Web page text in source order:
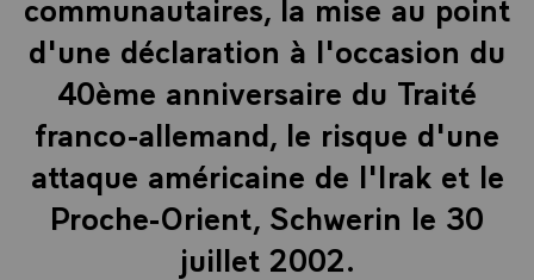
d'une déclaration à l'occasion du
40ème anniversaire du Traité
franco-allemand, le risque d'une
attaque américaine de l'Irak et le
Proche-Orient, Schwerin le 30
juillet 2002.